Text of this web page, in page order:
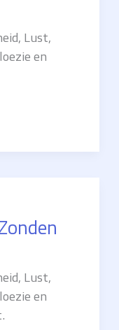
Lust,
en
Lust,
en